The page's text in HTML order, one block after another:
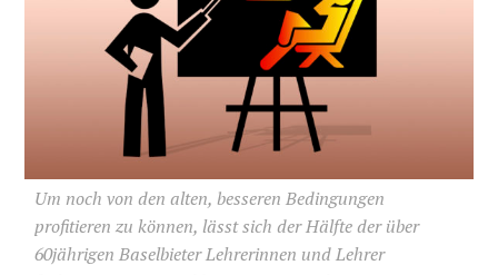
Um noch von den alten, besseren Bedingungen
profitieren zu können, lässt sich der Hälfte der über
60jährigen Baselbieter Lehrerinnen und Lehrer